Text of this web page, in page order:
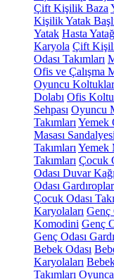
Çift Kişilik Baza
Kişilik Yatak
Yatak Hasta
Karyola Çift
Odası Takımları
Ofis ve Çalışma
Oyuncu
Dolabı Ofis
Sehpası Oyuncu
Takımları Yemek
Masası Sandalyesi
Takımları Yemek
Takımları Çocuk
Odası Duvar
Odası
Çocuk Odası
Karyolaları Genç
Komodini Genç
Genç Odası
Bebek Odası
Karyolaları
Takımları